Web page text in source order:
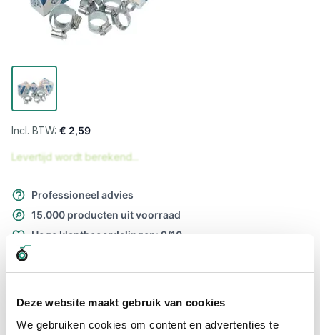
Deze website maakt gebruik van cookies
We gebruiken cookies om content en advertenties te
€ 2,59
Levertijd wordt berekend...
Professioneel advies
15.000 producten uit voorraad
Hoge klantbeoordelingen: 9/10